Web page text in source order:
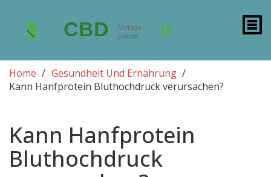
Home
Gesundheit Und Ernährung
Kann Hanfprotein Bluthochdruck verursachen?
Kann Hanfprotein
Bluthochdruck